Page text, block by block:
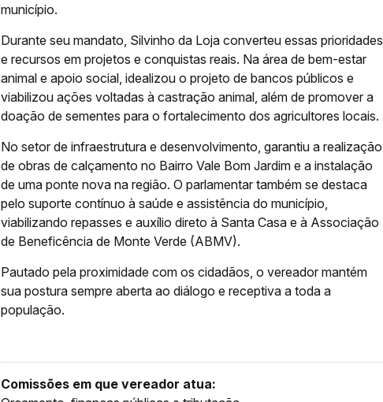
município.
Durante seu mandato, Silvinho da Loja converteu essas prioridades
e recursos em projetos e conquistas reais. Na área de bem-estar
animal e apoio social, idealizou o projeto de bancos públicos e
viabilizou ações voltadas à castração animal, além de promover a
doação de sementes para o fortalecimento dos agricultores locais.
No setor de infraestrutura e desenvolvimento, garantiu a realização
de obras de calçamento no Bairro Vale Bom Jardim e a instalação
de uma ponte nova na região. O parlamentar também se destaca
pelo suporte contínuo à saúde e assistência do município,
viabilizando repasses e auxílio direto à Santa Casa e à Associação
de Beneficência de Monte Verde (ABMV).
Pautado pela proximidade com os cidadãos, o vereador mantém
sua postura sempre aberta ao diálogo e receptiva a toda a
população.
Comissões em que vereador atua: